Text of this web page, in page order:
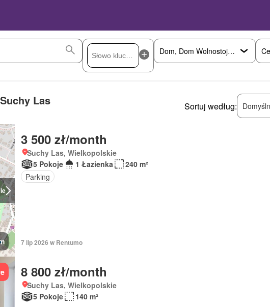
Las Sortuj według:
3 500 zł/month
Suchy Las, Wielkopolskie
5 Pokoje
1 Łazienka
240 m²
Parking
7 lip 2026 w Rentumo
8 800 zł/month
Suchy Las, Wielkopolskie
5 Pokoje
140 m²